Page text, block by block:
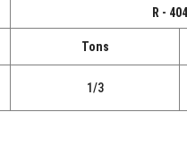
R -
Tons
1/3